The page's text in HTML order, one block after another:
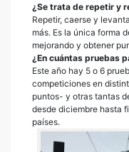
¿Se trata de repetir y
Repetir, caerse y
más. Es la única forma
mejorando y obtener
¿En cuántas pruebas
Este año hay 5 o 6
competiciones en
puntos- y otras tantas
desde diciembre hasta
países.